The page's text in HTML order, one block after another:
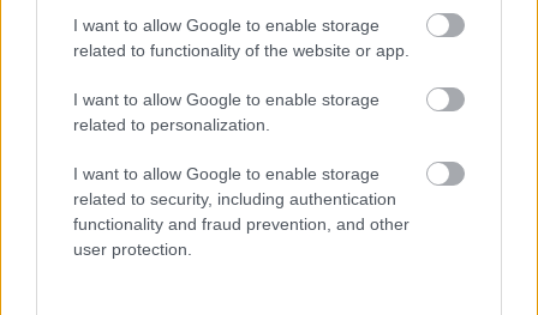
I want to allow Google to enable storage
related to functionality of the website or app.
I want to allow Google to enable storage
related to personalization.
I want to allow Google to enable storage
related to security, including authentication
functionality and fraud prevention, and other
user protection.
4. Ferrari (ITA) 199
Címkék:f1 mclaren kimi raikkonen toro rosso force india
felipe massa sauber